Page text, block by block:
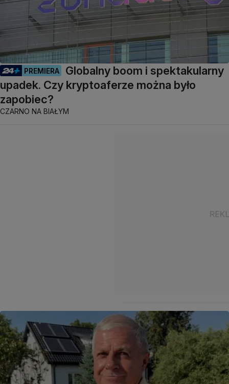
PREMIERA
Globalny boom i spektakularny
upadek. Czy kryptoaferze można było
zapobiec?
CZARNO NA BIAŁYM